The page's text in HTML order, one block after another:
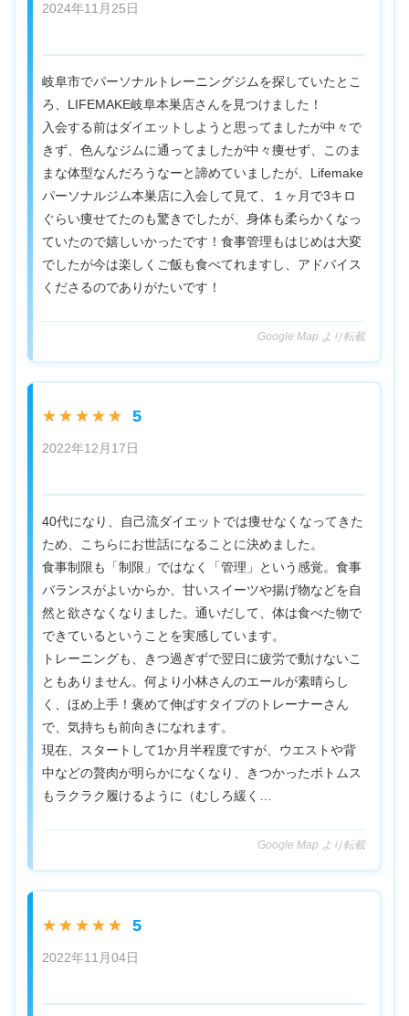
2024年11月25日
岐阜市でパーソナルトレーニングジムを探していたとこ
ろ、LIFEMAKE岐阜本巣店さんを見つけました！
入会する前はダイエットしようと思ってましたが中々で
きず、色んなジムに通ってましたが中々痩せず、このま
まな体型なんだろうなーと諦めていましたが、Lifemake
パーソナルジム本巣店に入会して見て、１ヶ月で3キロ
ぐらい痩せてたのも驚きでしたが、身体も柔らかくなっ
ていたので嬉しいかったです！食事管理もはじめは大変
でしたが今は楽しくご飯も食べてれますし、アドバイス
くださるのでありがたいです！
Google Map より転載
★★★★★ 5
2022年12月17日
40代になり、自己流ダイエットでは痩せなくなってきた
ため、こちらにお世話になることに決めました。
食事制限も「制限」ではなく「管理」という感覚。食事
バランスがよいからか、甘いスイーツや揚げ物などを自
然と欲さなくなりました。通いだして、体は食べた物で
できているということを実感しています。
トレーニングも、きつ過ぎずで翌日に疲労で動けないこ
ともありません。何より小林さんのエールが素晴らし
く、ほめ上手！褒めて伸ばすタイプのトレーナーさん
で、気持ちも前向きになれます。
現在、スタートして1か月半程度ですが、ウエストや背
中などの贅肉が明らかになくなり、きつかったボトムス
もラクラク履けるように（むしろ緩く…
Google Map より転載
★★★★★ 5
2022年11月04日